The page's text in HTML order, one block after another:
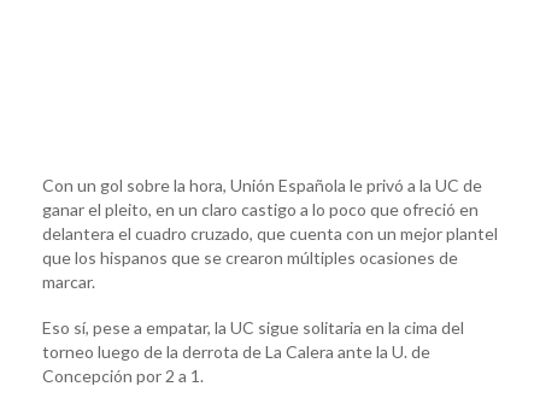
Con un gol sobre la hora, Unión Española le privó a la UC de
ganar el pleito, en un claro castigo a lo poco que ofreció en
delantera el cuadro cruzado, que cuenta con un mejor plantel
que los hispanos que se crearon múltiples ocasiones de
marcar.
Eso sí, pese a empatar, la UC sigue solitaria en la cima del
torneo luego de la derrota de La Calera ante la U. de
Concepción por 2 a 1.